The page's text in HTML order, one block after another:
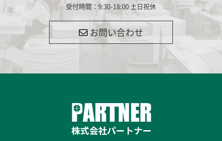
受付時間：9:30-18:00 土日祝休
お問い合わせ